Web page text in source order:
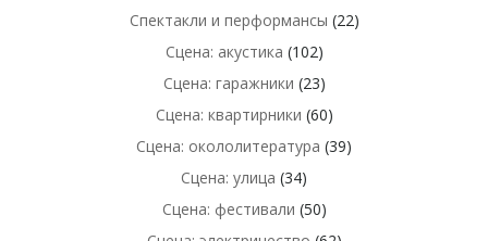
Спектакли и перформансы (22)
Сцена: акустика (102)
Сцена: гаражники (23)
Сцена: квартирники (60)
Сцена: окололитература (39)
Сцена: улица (34)
Сцена: фестивали (50)